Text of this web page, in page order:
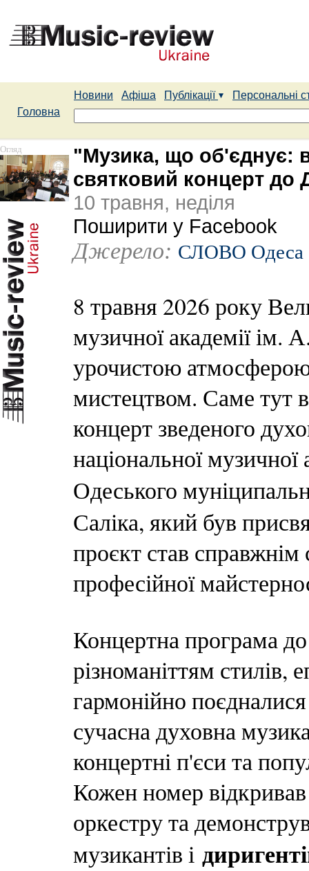
Новини Афіша Публікації
Персональні
Головна
Огляд
"Музика, що об'єднує:
святковий концерт до
10 травня, неділя
Поширити у Facebook
Джерело: СЛОВО Одеса
8 травня 2026 року
музичної академії ім.
урочистою
мистецтвом. Саме тут
концерт зведеного
національної
Одеського
Саліка, який був
проєкт став справжнім
професійної
Концертна програма
різноманіттям стилів,
гармонійно поєдналися
сучасна духовна
концертні п'єси та
Кожен номер
оркестру та
музикантів і